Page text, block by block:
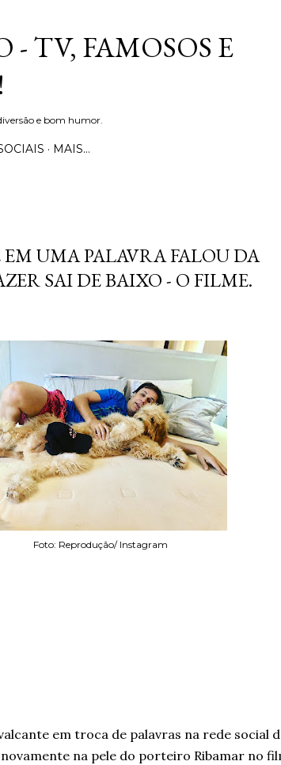
TV, FAMOSOS E
e bom humor.
MAIS…
UMA PALAVRA FALOU DA
SAI DE BAIXO - O FILME.
Foto: Reprodução/ Instagram
em troca de palavras na rede social
na pele do porteiro Ribamar no